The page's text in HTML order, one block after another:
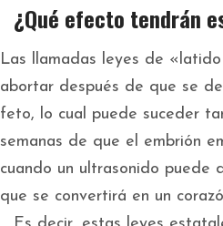
¿Qué efecto tendrán
Las llamadas leyes de
abortar después de que se
feto, lo cual puede suceder
semanas de que el embrión
cuando un ultrasonido puede
que se convertirá en un